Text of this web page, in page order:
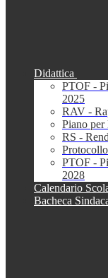
Didattica
PTOF -
2025
RAV -
Piano
RS -
PTOF -
2028
Calendario
Bacheca